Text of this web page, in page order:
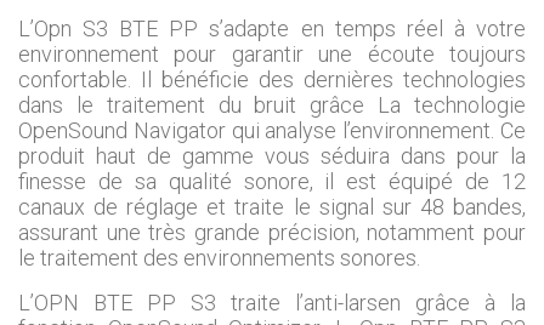
L’Opn S3 BTE PP s’adapte en temps réel à votre
environnement pour garantir une écoute toujours
confortable. Il bénéficie des dernières technologies
dans le traitement du bruit grâce La technologie
OpenSound Navigator qui analyse l’environnement. Ce
produit haut de gamme vous séduira dans pour la
finesse de sa qualité sonore, il est équipé de 12
canaux de réglage et traite le signal sur 48 bandes,
assurant une très grande précision, notamment pour
le traitement des environnements sonores.
L’OPN BTE PP S3 traite l’anti-larsen grâce à la